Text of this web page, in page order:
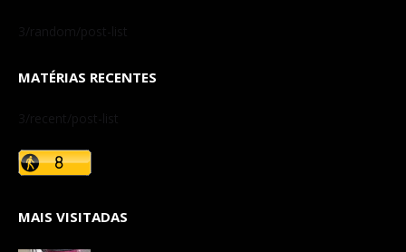
3/random/post-list
MATÉRIAS RECENTES
3/recent/post-list
MAIS VISITADAS